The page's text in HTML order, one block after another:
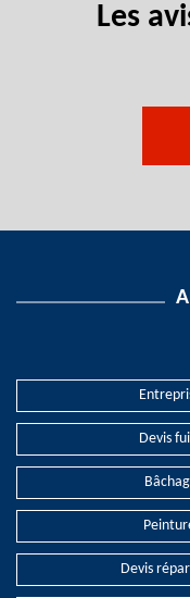
Les
Devis
Devis